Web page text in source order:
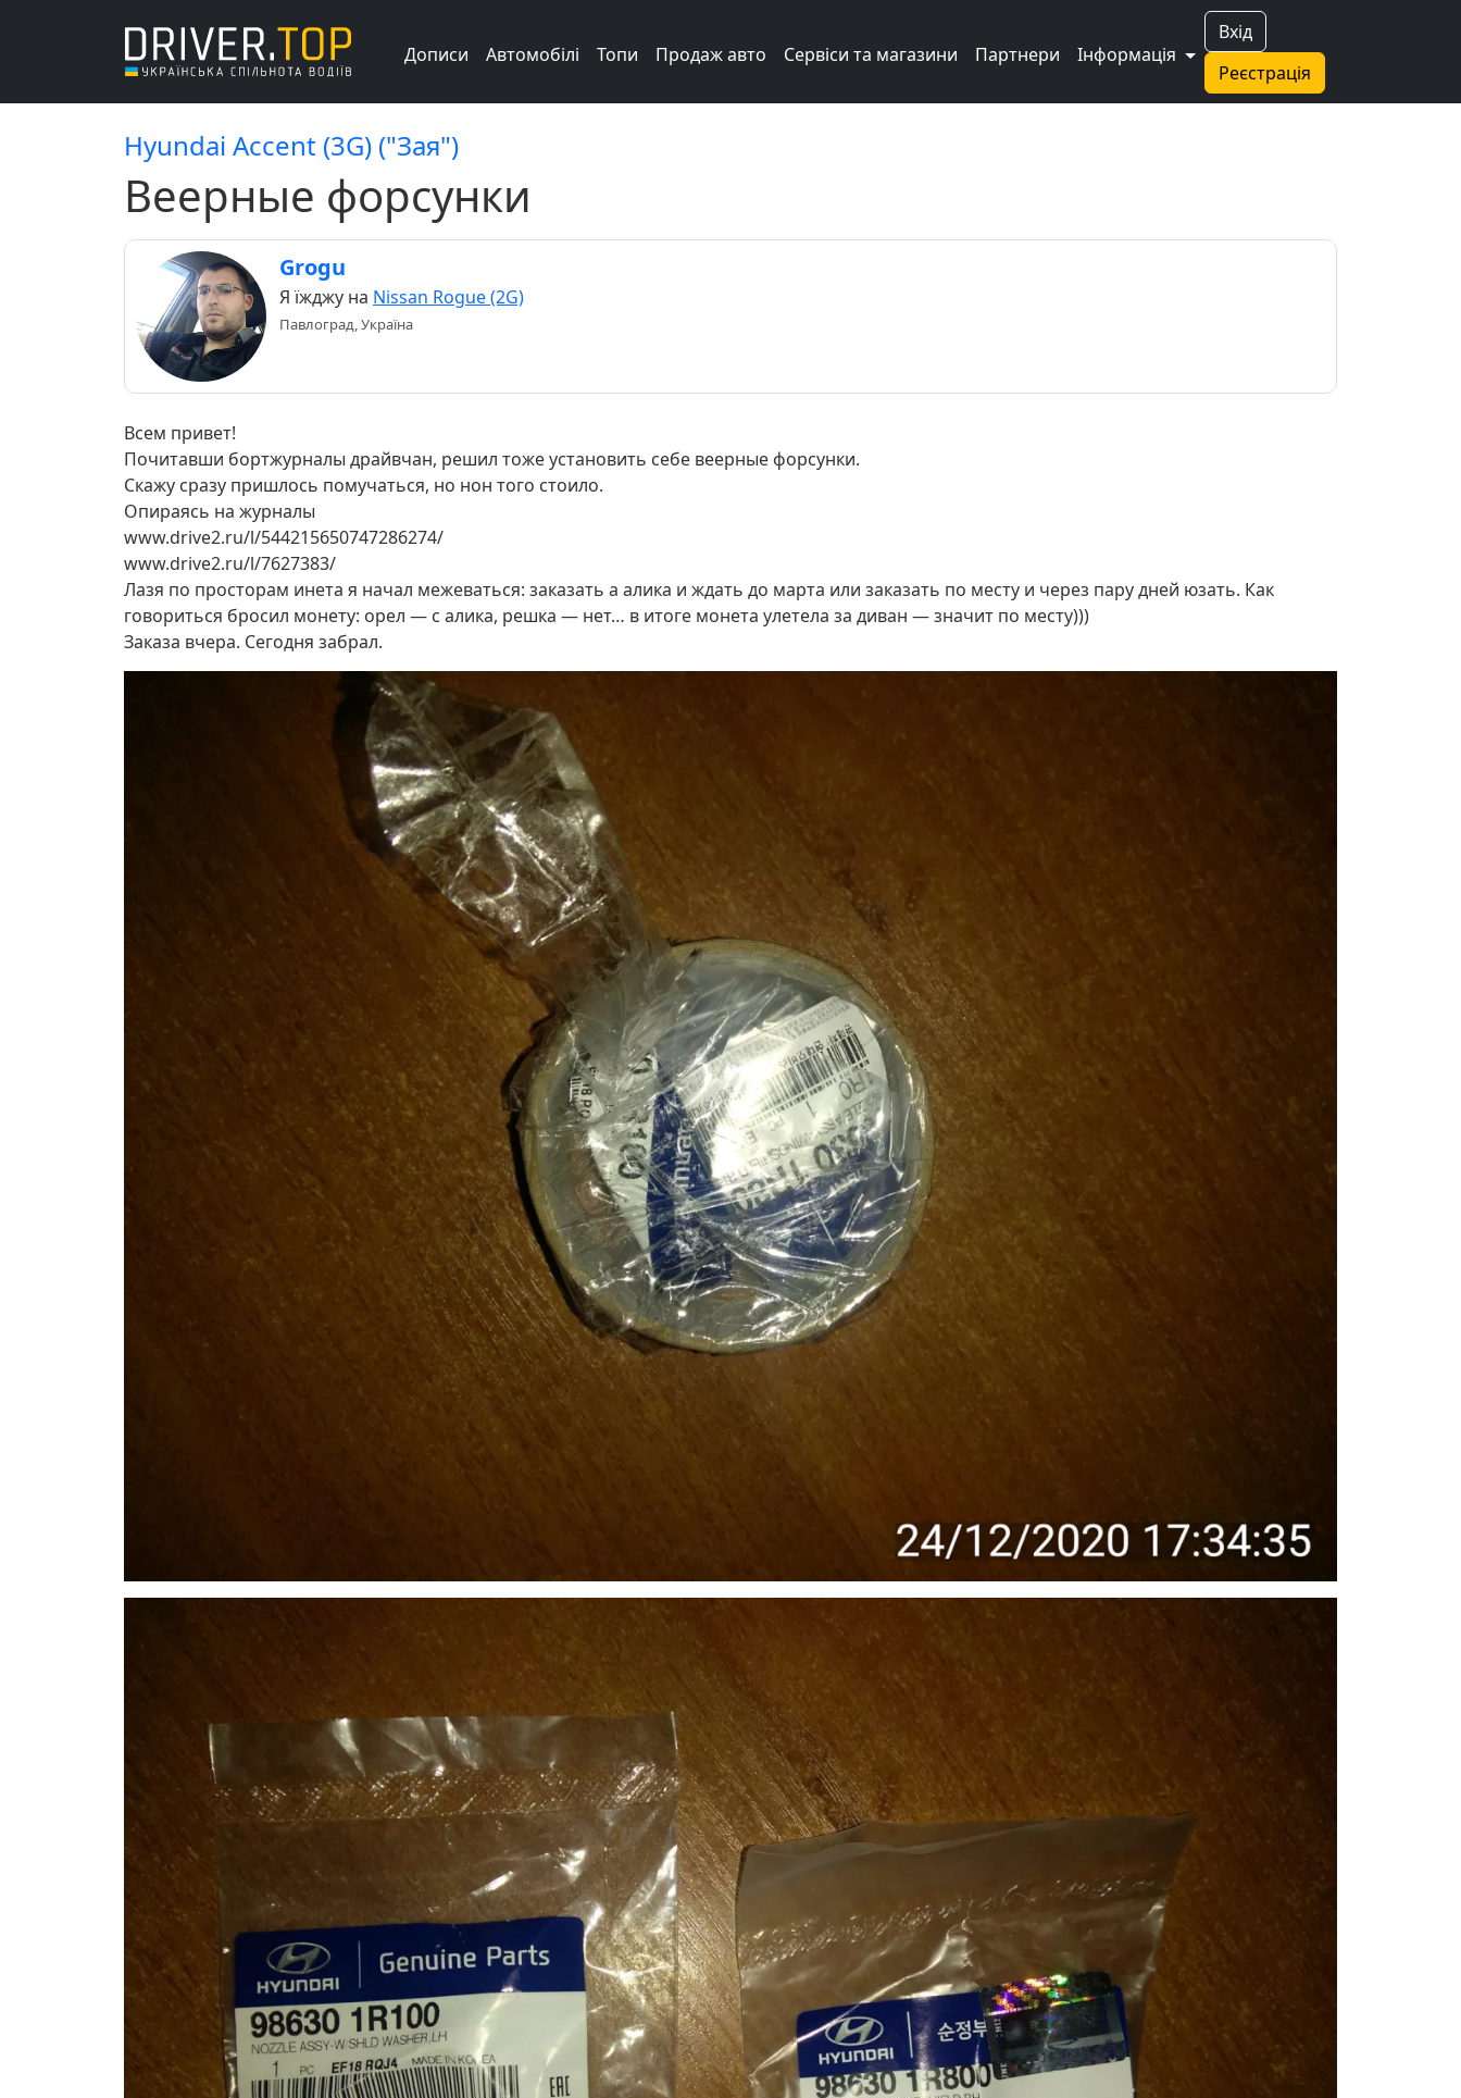
Вхід
Реєстрація
Дописи Автомобілі Топи Продаж авто Сервіси та магазини Партнери Інформація
Hyundai Accent (3G) ("Зая")
Веерные форсунки
Grogu
Я їжджу на Nissan Rogue (2G)
Павлоград, Україна
Всем привет!
Почитавши бортжурналы драйвчан, решил тоже установить себе веерные форсунки.
Скажу сразу пришлось помучаться, но нон того стоило.
Опираясь на журналы
www.drive2.ru/l/544215650747286274/
www.drive2.ru/l/7627383/
Лазя по просторам инета я начал межеваться: заказать а алика и ждать до марта или заказать по месту и через пару дней юзать. Как
говориться бросил монету: орел — с алика, решка — нет… в итоге монета улетела за диван — значит по месту)))
Заказа вчера. Сегодня забрал.